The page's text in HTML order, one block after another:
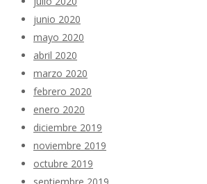
junio 2020
mayo 2020
abril 2020
marzo 2020
febrero 2020
enero 2020
diciembre 2019
noviembre 2019
octubre 2019
septiembre 2019